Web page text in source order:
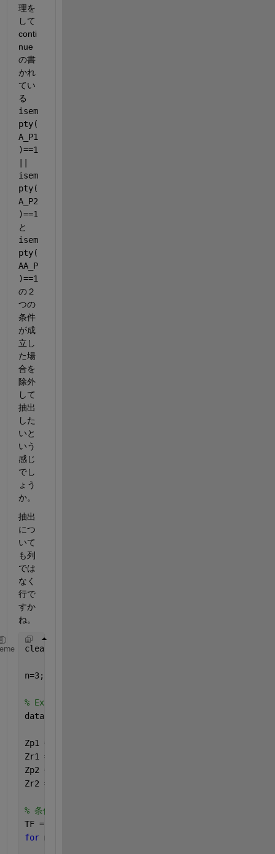
理を
して
conti
nue
の書
かれ
てい
isem
pty(
A_P1
)==1
||
isem
pty(
A_P2
)==1
isem
pty(
AA_P
)==1
の２
つの
条件
が成
立し
た場
合を
除外
して
抽出
した
いと
いう
感じ
でし
ょう
か。
抽出
につ
いて
も列
では
なく
行で
すか
ね。
clear
n=3;
% Excelファイルを読み込み
data = readtable(
Zp1 = data.Zp1;
Zr1 = data.Zr1;
Zp2 = data.Zp2;
Zr2 = data.Zr2;
% 条件式を満たしているかの確認
TF = false(height(data),1);
for m=1:height(data)